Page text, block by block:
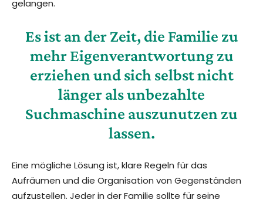
gelangen.
Es ist an der Zeit, die Familie zu
mehr Eigenverantwortung zu
erziehen und sich selbst nicht
länger als unbezahlte
Suchmaschine auszunutzen zu
lassen.
Eine mögliche Lösung ist, klare Regeln für das
Aufräumen und die Organisation von Gegenständen
aufzustellen. Jeder in der Familie sollte für seine